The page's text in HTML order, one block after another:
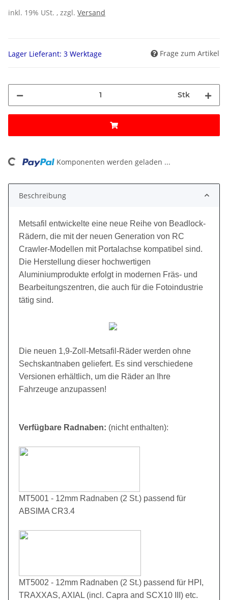
inkl. 19% USt. , zzgl. Versand
Lager Lieferant: 3 Werktage Frage zum Artikel
Stk
Komponenten werden geladen ...
Beschreibung
Metsafil entwickelte eine neue Reihe von Beadlock-
Rädern, die mit der neuen Generation von RC
Crawler-Modellen mit Portalachse kompatibel sind.
Die Herstellung dieser hochwertigen
Aluminiumprodukte erfolgt in modernen Fräs- und
Bearbeitungszentren, die auch für die Fotoindustrie
tätig sind.
Die neuen 1,9-Zoll-Metsafil-Räder werden ohne
Sechskantnaben geliefert. Es sind verschiedene
Versionen erhältlich, um die Räder an Ihre
Fahrzeuge anzupassen!
Verfügbare Radnaben: (nicht enthalten):
MT5001 - 12mm Radnaben (2 St.) passend für
ABSIMA CR3.4
MT5002 - 12mm Radnaben (2 St.) passend für HPI,
TRAXXAS, AXIAL (incl. Capra and SCX10 III) etc.